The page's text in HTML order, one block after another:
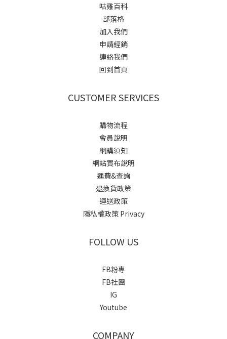
咕雞百科
部落格
加入我們
申請經銷
連絡我們
回到首頁
CUSTOMER SERVICES
購物流程
會員說明
網購須知
網站買布說明
運費&查詢
退換貨政策
運送政策
隱私權政策 Privacy
FOLLOW US
FB粉專
FB社團
IG
Youtube
COMPANY